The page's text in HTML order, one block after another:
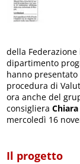
della
dipartimento
hanno presentato
procedura di
ora anche del
consigliera
mercoledì 16
Il progetto